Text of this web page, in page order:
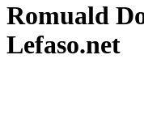
Romuald
Lefaso.net